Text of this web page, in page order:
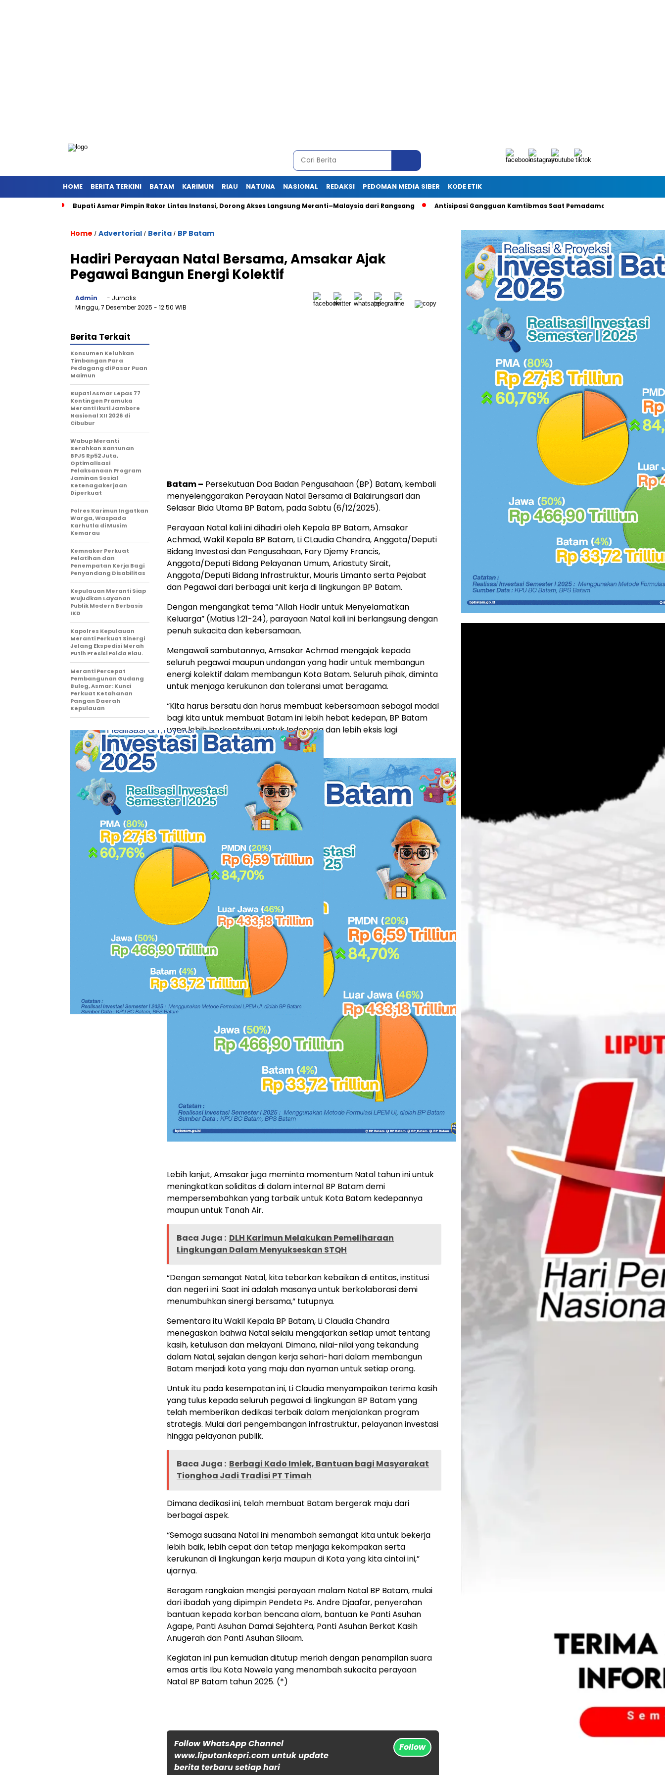
HOME BERITA TERKINI BATAM KARIMUN RIAU NATUNA NASIONAL REDAKSI PEDOMAN MEDIA SIBER KODE ETIK
Bupati Asmar Pimpin Rakor Lintas Instansi, Dorong Akses Langsung Meranti–Malaysia dari Rangsang Antisipasi Gangguan Kamtibmas Saat Pemadaman Listrik, Ini
Home / Advertorial / Berita / BP Batam
Hadiri Perayaan Natal Bersama, Amsakar Ajak
Pegawai Bangun Energi Kolektif
Admin
- Jurnalis
Minggu, 7 Desember 2025 - 12:50 WIB
Batam – Persekutuan Doa Badan Pengusahaan (BP) Batam, kembali
menyelenggarakan Perayaan Natal Bersama di Balairungsari dan
Selasar Bida Utama BP Batam, pada Sabtu (6/12/2025).
Perayaan Natal kali ini dihadiri oleh Kepala BP Batam, Amsakar
Achmad, Wakil Kepala BP Batam, Li CLaudia Chandra, Anggota/Deputi
Bidang Investasi dan Pengusahaan, Fary Djemy Francis,
Anggota/Deputi Bidang Pelayanan Umum, Ariastuty Sirait,
Anggota/Deputi Bidang Infrastruktur, Mouris Limanto serta Pejabat
dan Pegawai dari berbagai unit kerja di lingkungan BP Batam.
Dengan mengangkat tema “Allah Hadir untuk Menyelamatkan
Keluarga” (Matius 1:21-24), parayaan Natal kali ini berlangsung dengan
penuh sukacita dan kebersamaan.
Mengawali sambutannya, Amsakar Achmad mengajak kepada
seluruh pegawai maupun undangan yang hadir untuk membangun
energi kolektif dalam membangun Kota Batam. Seluruh pihak, diminta
untuk menjaga kerukunan dan toleransi umat beragama.
“Kita harus bersatu dan harus membuat kebersamaan sebagai modal
bagi kita untuk membuat Batam ini lebih hebat kedepan, BP Batam
yang lebih berkontribusi untuk Indonesia dan lebih eksis lagi
kedepannya,” tegas Amsakar.
Lebih lanjut, Amsakar juga meminta momentum Natal tahun ini untuk
meningkatkan soliditas di dalam internal BP Batam demi
mempersembahkan yang tarbaik untuk Kota Batam kedepannya
maupun untuk Tanah Air.
Baca Juga : DLH Karimun Melakukan Pemeliharaan
Lingkungan Dalam Menyukseskan STQH
“Dengan semangat Natal, kita tebarkan kebaikan di entitas, institusi
dan negeri ini. Saat ini adalah masanya untuk berkolaborasi demi
menumbuhkan sinergi bersama,” tutupnya.
Sementara itu Wakil Kepala BP Batam, Li Claudia Chandra
menegaskan bahwa Natal selalu mengajarkan setiap umat tentang
kasih, ketulusan dan melayani. Dimana, nilai-nilai yang tekandung
dalam Natal, sejalan dengan kerja sehari-hari dalam membangun
Batam menjadi kota yang maju dan nyaman untuk setiap orang.
Untuk itu pada kesempatan ini, Li Claudia menyampaikan terima kasih
yang tulus kepada seluruh pegawai di lingkungan BP Batam yang
telah memberikan dedikasi terbaik dalam menjalankan program
strategis. Mulai dari pengembangan infrastruktur, pelayanan investasi
hingga pelayanan publik.
Baca Juga : Berbagi Kado Imlek, Bantuan bagi Masyarakat
Tionghoa Jadi Tradisi PT Timah
Dimana dedikasi ini, telah membuat Batam bergerak maju dari
berbagai aspek.
“Semoga suasana Natal ini menambah semangat kita untuk bekerja
lebih baik, lebih cepat dan tetap menjaga kekompakan serta
kerukunan di lingkungan kerja maupun di Kota yang kita cintai ini,”
ujarnya.
Beragam rangkaian mengisi perayaan malam Natal BP Batam, mulai
dari ibadah yang dipimpin Pendeta Ps. Andre Djaafar, penyerahan
bantuan kepada korban bencana alam, bantuan ke Panti Asuhan
Agape, Panti Asuhan Damai Sejahtera, Panti Asuhan Berkat Kasih
Anugerah dan Panti Asuhan Siloam.
Kegiatan ini pun kemudian ditutup meriah dengan penampilan suara
emas artis Ibu Kota Nowela yang menambah sukacita perayaan
Natal BP Batam tahun 2025. (*)
Follow WhatsApp Channel
www.liputankepri.com untuk update
berita terbaru setiap hari
Follow
Berita Terkait
Konsumen Keluhkan
Timbangan Para
Pedagang di Pasar Puan
Maimun
Bupati Asmar Lepas 77
Kontingen Pramuka
Meranti Ikuti Jambore
Nasional XII 2026 di
Cibubur
Wabup Meranti
Serahkan Santunan
BPJS Rp52 Juta,
Optimalisasi
Pelaksanaan Program
Jaminan Sosial
Ketenagakerjaan
Diperkuat
Polres Karimun Ingatkan
Warga, Waspada
Karhutla di Musim
Kemarau
Kemnaker Perkuat
Pelatihan dan
Penempatan Kerja Bagi
Penyandang Disabilitas
Kepulauan Meranti Siap
Wujudkan Layanan
Publik Modern Berbasis
IKD
Kapolres Kepulauan
Meranti Perkuat Sinergi
Jelang Ekspedisi Merah
Putih Presisi Polda Riau.
Meranti Percepat
Pembangunan Gudang
Bulog, Asmar: Kunci
Perkuat Ketahanan
Pangan Daerah
Kepulauan